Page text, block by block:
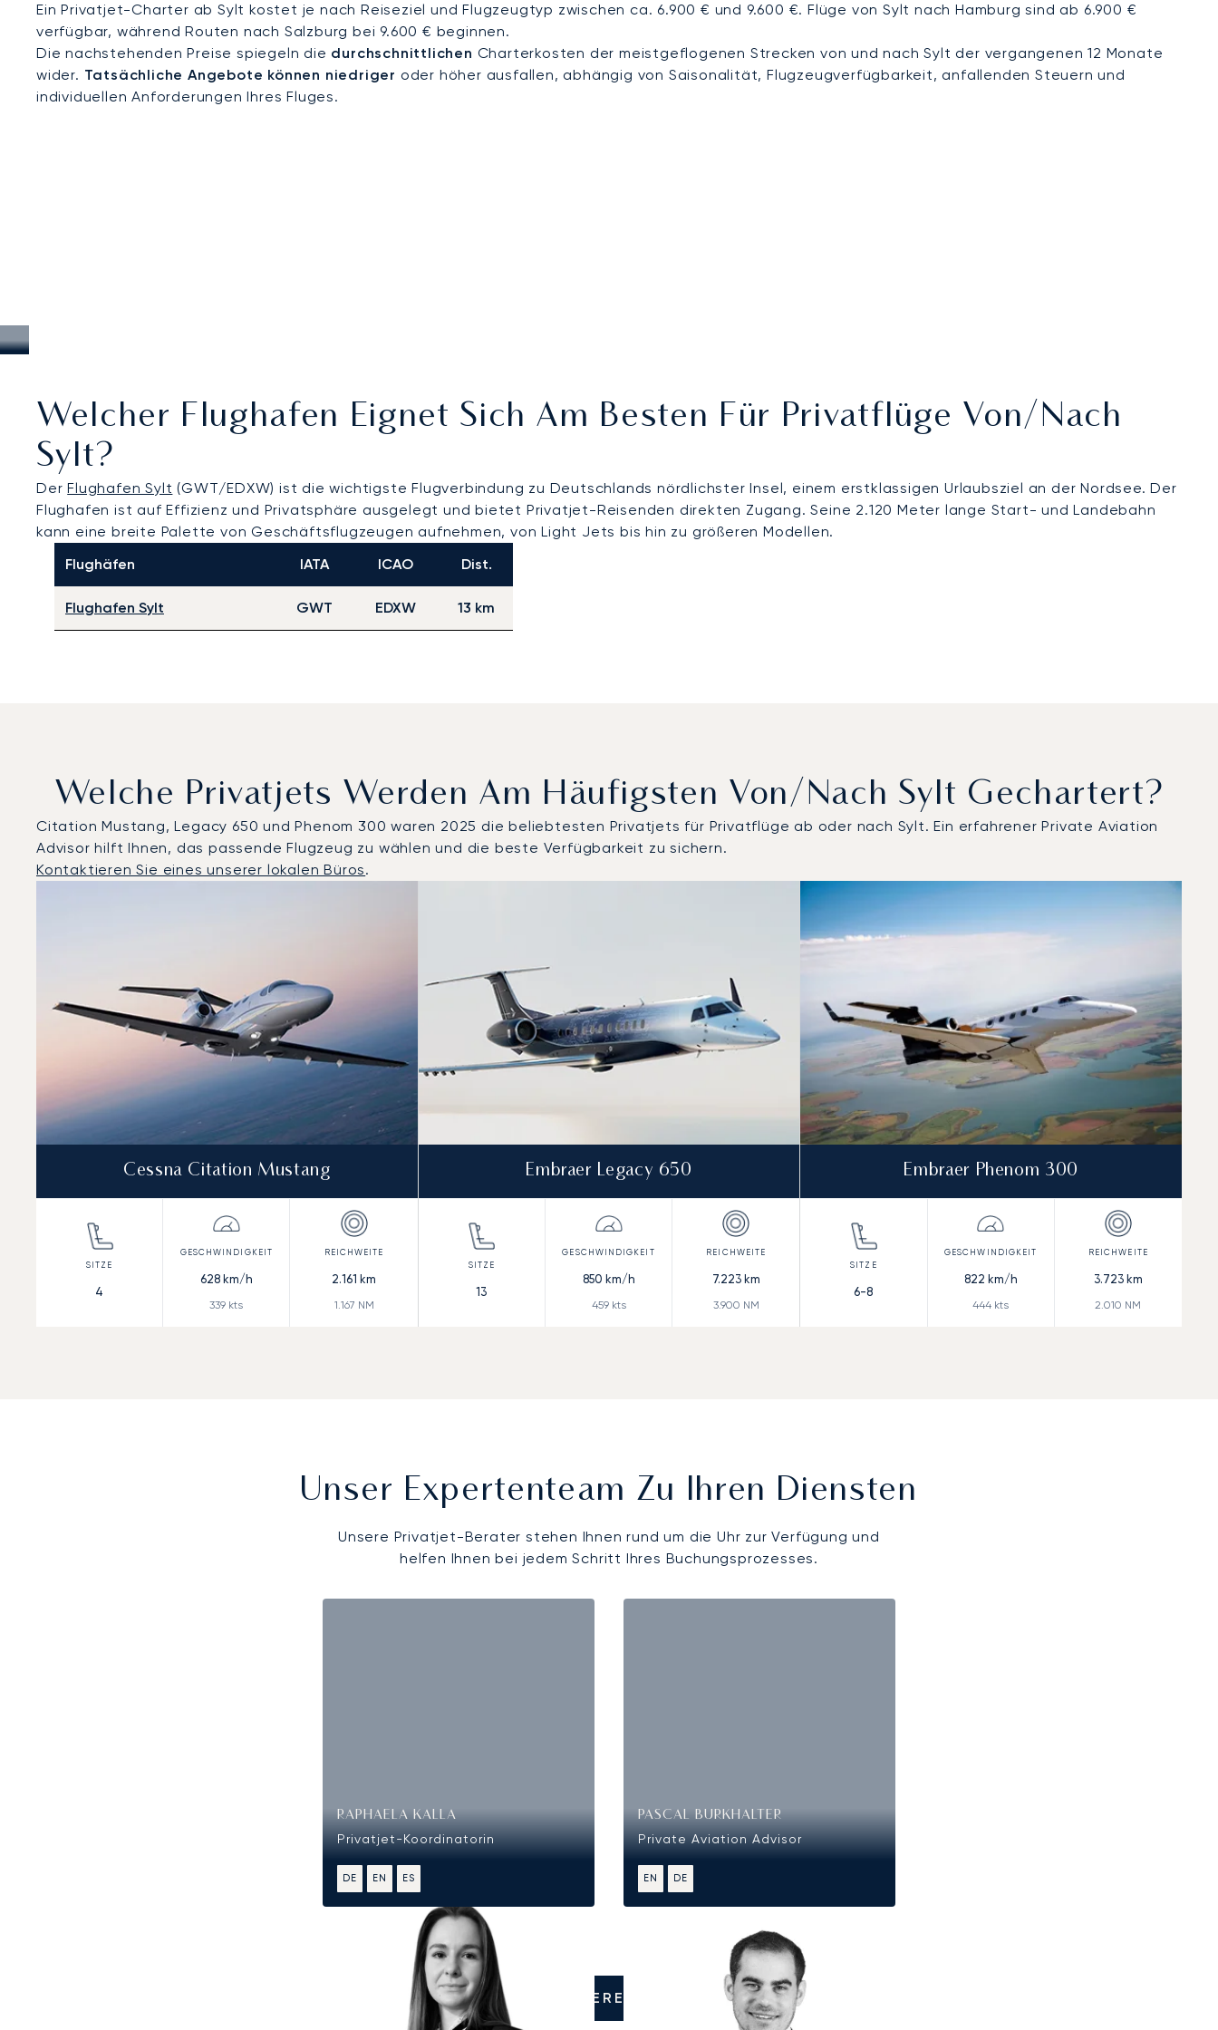
Ein Privatjet-Charter ab Sylt kostet je nach Reiseziel und Flugzeugtyp zwischen ca. 6.900 € und 9.600 €. Flüge von Sylt nach Hamburg sind ab 6.900 €
verfügbar, während Routen nach Salzburg bei 9.600 € beginnen.
Die nachstehenden Preise spiegeln die durchschnittlichen Charterkosten der meistgeflogenen Strecken von und nach Sylt der vergangenen 12 Monate
wider. Tatsächliche Angebote können niedriger oder höher ausfallen, abhängig von Saisonalität, Flugzeugverfügbarkeit, anfallenden Steuern und
individuellen Anforderungen Ihres Fluges.
Welcher Flughafen Eignet Sich Am Besten Für Privatflüge Von/nach
Sylt?
DerFlughafen Sylt (GWT/EDXW) ist die wichtigste Flugverbindung zu Deutschlands nördlichster Insel, einem erstklassigen Urlaubsziel an der Nordsee. Der
Flughafen ist auf Effizienz und Privatsphäre ausgelegt und bietet Privatjet-Reisenden direkten Zugang. Seine 2.120 Meter lange Start- und Landebahn
kann eine breite Palette von Geschäftsflugzeugen aufnehmen, von Light Jets bis hin zu größeren Modellen.
Flughäfen
IATA ICAO Dist.
Flughafen Sylt GWT EDXW 13 km
Welche Privatjets Werden Am Häufigsten Von/nach Sylt Gechartert?
Citation Mustang, Legacy 650 und Phenom 300 waren 2025 die beliebtesten Privatjets für Privatflüge ab oder nach Sylt. Ein erfahrener Private Aviation
Advisor hilft Ihnen, das passende Flugzeug zu wählen und die beste Verfügbarkeit zu sichern.
Kontaktieren Sie eines unserer lokalen Büros.
Cessna Citation Mustang
4
628km/h
339 kts
2.161 km
1.167 NM
Embraer Legacy 650
13
850 km/h
459kts
7.223km
3.900 NM
Embraer Phenom 300
6-8
822 km/h
444 kts
3.723km
2.010 NM
Unser Expertenteam Zu Ihren Diensten
Unsere Privatjet-Berater stehen Ihnen rund um die Uhr zur Verfügung und
helfen Ihnen bei jedem Schritt Ihres Buchungsprozesses.
RAPHAELA KALLA
Privatjet-Koordinatorin
DE EN ES
PASCAL BURKHALTER
Private Aviation Advisor
EN DE
KONTAKTIEREN SIE UNS